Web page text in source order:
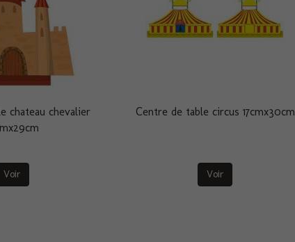
chateau chevalier
Voir
Centre de table circus 17cmx30cm
Voir